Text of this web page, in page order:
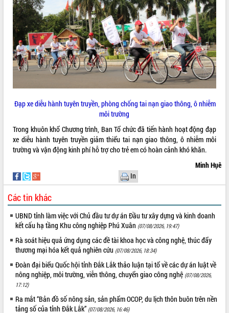
Đạp xe diễu hành tuyên truyền, phòng chống tai nạn giao thông, ô nhiễm
môi trường
Trong khuôn khổ Chương trình, Ban Tổ chức đã tiến hành hoạt động đạp
xe diễu hành tuyên truyền giảm thiểu tai nạn giao thông, ô nhiễm môi
trường và vận động kinh phí hỗ trợ cho trẻ em có hoàn cảnh khó khăn.
Minh Hụê
In
Các tin khác
UBND tỉnh làm việc với Chủ đầu tư dự án Đầu tư xây dựng và kinh doanh
kết cấu hạ tầng Khu công nghiệp Phú Xuân (07/08/2026, 19:47)
Rà soát hiệu quả ứng dụng các đề tài khoa học và công nghệ, thúc đẩy
thương mại hóa kết quả nghiên cứu (07/08/2026, 18:34)
Đoàn đại biểu Quốc hội tỉnh Đắk Lắk thảo luận tại tổ về các dự án luật về
nông nghiệp, môi trường, viễn thông, chuyển giao công nghệ (07/08/2026,
17:12)
Ra mắt “Bản đồ số nông sản, sản phẩm OCOP, du lịch thôn buôn trên nền
tảng số của tỉnh Đắk Lắk” (07/08/2026, 16:46)